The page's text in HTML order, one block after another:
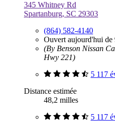
345 Whitney Rd
Spartanburg, SC 29303
(864) 582-4140
Ouvert aujourd'hui de
(By Benson Nissan
Hwy 221)
5 117
Distance estimée
48,2 milles
5 117